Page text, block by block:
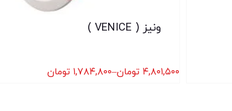
ونیز ( VENICE )
۴,۸۰۱,۵۰۰ تومان–۱,۷۸۴,۸۰۰ تومان